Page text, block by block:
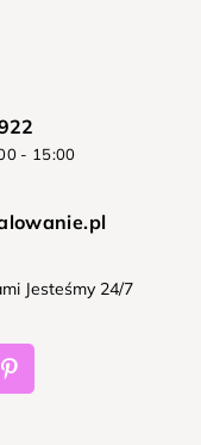
- 15:00
Jesteśmy 24/7
Pinterest